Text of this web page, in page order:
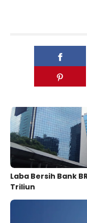
Laba Bersih Bank
Triliun